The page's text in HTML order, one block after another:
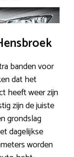
banden voor
dat het
heeft weer zijn
zijn de juiste
grondslag
dagelijkse
worden